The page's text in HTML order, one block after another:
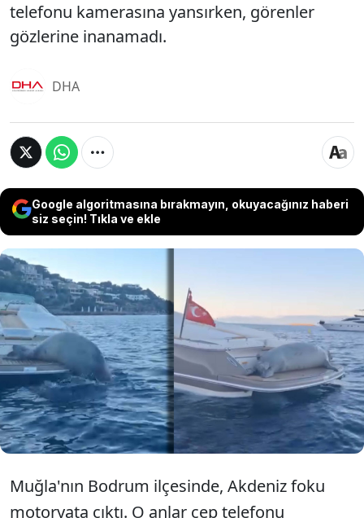
telefonu kamerasına yansırken, görenler
gözlerine inanamadı.
DHA
Google algoritmasına bırakmayın, okuyacağınız haberi
siz seçin! Tıkla ve ekle
Muğla'nın Bodrum ilçesinde bir
motoryatın üzerine dev Akdeniz foku çıktı.
O anlar cep telefonu kamerasına
yansırken, görenler gözlerine inanamadı.
Muğla'nın Bodrum ilçesinde, Akdeniz foku
motoryata çıktı. O anlar cep telefonu